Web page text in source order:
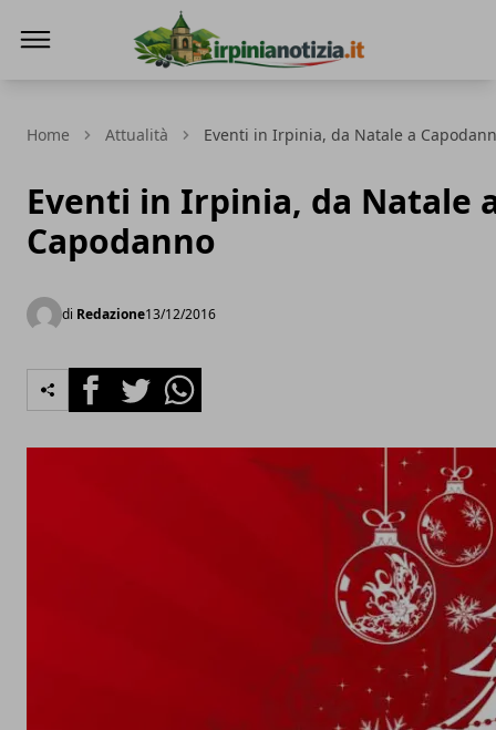
Home Attualità Eventi in Irpinia, da Natale a
Eventi in Irpinia, da Natale
Capodanno
di Redazione13/12/2016
FacebookTwitterWhatsapp